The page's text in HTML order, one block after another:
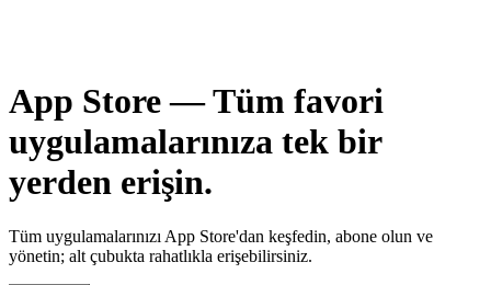
App Store— Tüm favori
uygulamalarınıza tek bir
yerden erişin.
Tüm uygulamalarınızı App Store'dan keşfedin, abone olun ve
yönetin; alt çubukta rahatlıkla erişebilirsiniz.